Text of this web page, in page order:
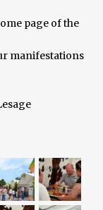
page of the
manifestations